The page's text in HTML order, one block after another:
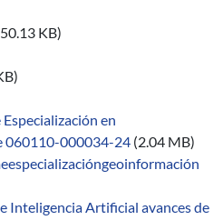
KB)
en
060110-000034-24 (2.04 MB)
Inteligencia Artificial avances de